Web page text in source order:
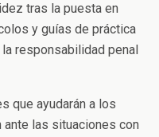
tras la puesta en
y guías de práctica
responsabilidad penal
que ayudarán a los
las situaciones con